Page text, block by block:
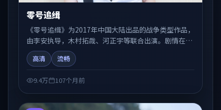
零号追缉
《零号追缉》为2017年中国大陆出品的战争类型作品，
由李安执导，木村拓哉、河正宇等联合出演。剧情在人
物弧光与节奏推进中展开，兼具叙事张力与视听质感。
适合关注国产在线观看、热播国产剧与院线佳片的观众
高清 流畅
9.4万 107个月前